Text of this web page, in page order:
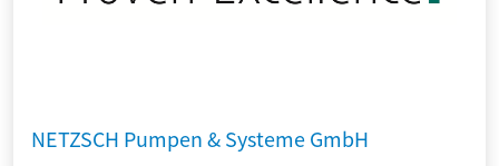
NETZSCH Pumpen & Systeme GmbH